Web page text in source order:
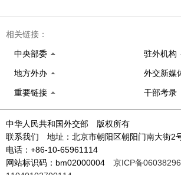
相关链接：
中央部委 驻外机构
地方外办 外交新媒
重要链接 干部考录
中华人民共和国外交部 版权所有
联系我们 地址：北京市朝阳区朝阳门南大街
电话：+86-10-65961114
网站标识码：bm02000004 京ICP备